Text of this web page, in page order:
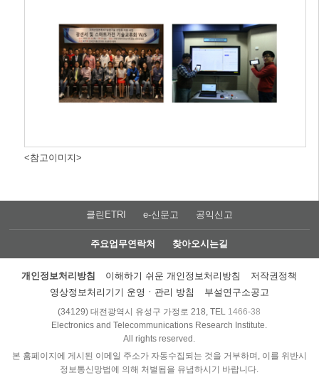
<참고이미지>
클린ETRI e-신문고 공익신고
주요업무연락처 찾아오시는길
개인정보처리방침 이해하기 쉬운 개인정보처리방침
저작권정책
영상정보처리기기 운영ㆍ관리 방침
부설연구소공고
(34129) 대전광역시 유성구 가정로 218, TEL 1466-38
Electronics and Telecommunications Research Institute.
All rights reserved.
본 홈페이지에 게시된 이메일 주소가 자동수집되는 것을 거부하며, 이를 위반시
정보통신망법에 의해 처벌됨을 유념하시기 바랍니다.